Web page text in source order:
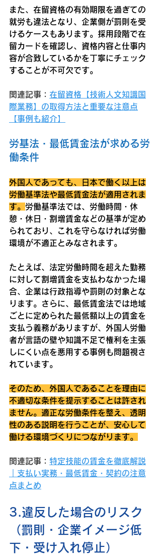
また、在留資格の有効期限を過ぎての
就労も違法となり、企業側が罰則を受
けるケースもあります。採用段階で在
留カードを確認し、資格内容と仕事内
容が合致しているかを丁寧にチェック
することが不可欠です。
関連記事： 在留資格【技術人文知識国
際業務】の取得方法と重要な注意点
【事例も紹介】
労基法・最低賃金法が求める労
働条件
外国人であっても、日本で働く以上は
労働基準法や最低賃金法が適用されま
す。 労働基準法では、労働時間・休
憩・休日・割増賃金などの基準が定め
られており、これを守らなければ労働
環境が不適正とみなされます。
たとえば、法定労働時間を超えた勤務
に対して割増賃金を支払わなかった場
合、企業は行政指導や罰則の対象とな
ります。さらに、最低賃金法では地域
ごとに定められた最低額以上の賃金を
支払う義務がありますが、外国人労働
者が言語の壁や知識不足で権利を主張
しにくい点を悪用する事例も問題視さ
れています。
そのため、外国人であることを理由に
不適切な条件を提示することは許され
ません。適正な労働条件を整え、透明
性のある説明を行うことが、安心して
働ける環境づくりにつながります。
関連記事： 特定技能の賃金を徹底解説
｜支払い実務・最低賃金・契約の注意
点まとめ
3.違反した場合のリスク
（罰則・企業イメージ低
下・受け入れ停止）